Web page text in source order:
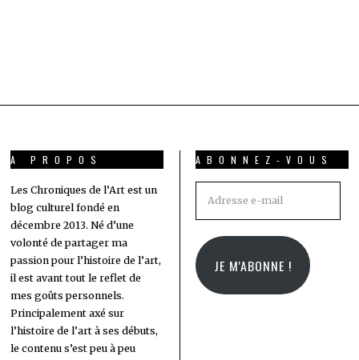
A PROPOS
Les Chroniques de l’Art est un
blog culturel fondé en
décembre 2013. Né d’une
volonté de partager ma
passion pour l’histoire de l’art,
il est avant tout le reflet de
mes goûts personnels.
Principalement axé sur
l’histoire de l’art à ses débuts,
le contenu s’est peu à peu
ABONNEZ-VOUS
JE M'ABONNE !